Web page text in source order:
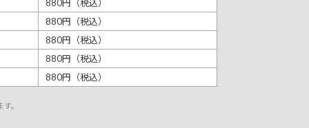
880円（税込）
880円（税込）
880円（税込）
880円（税込）
880円（税込）
。